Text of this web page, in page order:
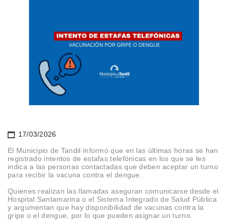
17/03/2026
El Municipio de Tandil informó que en las últimas horas se han
registrado intentos de estafas telefónicas en los que se les
indica a las personas contactadas que deben aceptar un turno
para recibir la vacuna contra el dengue.
Quienes realizan las llamadas aseguran comunicarse desde el
Hospital Santamarina o el Sistema Integrado de Salud Pública
y argumentan que hay disponibilidad de vacunas contra la
gripe o el dengue, por lo que pueden asignar un turno.